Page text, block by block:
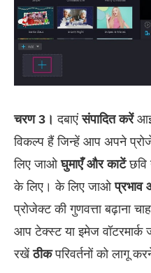
चरण 3। दबाएंसंपादित करें
विकल्प हैं जिन्हें आप अपने
लिए जाओघुमाएँ और काटेंछवि
के लिए। के लिए जाओप्रभाव
प्रोजेक्ट की गुणवत्ता बढ़ाना
आप टेक्स्ट या इमेज वॉटरमार्क
रखेंठीकपरिवर्तनों को लागू